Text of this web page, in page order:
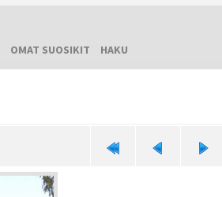
OMAT SUOSIKIT HAKU